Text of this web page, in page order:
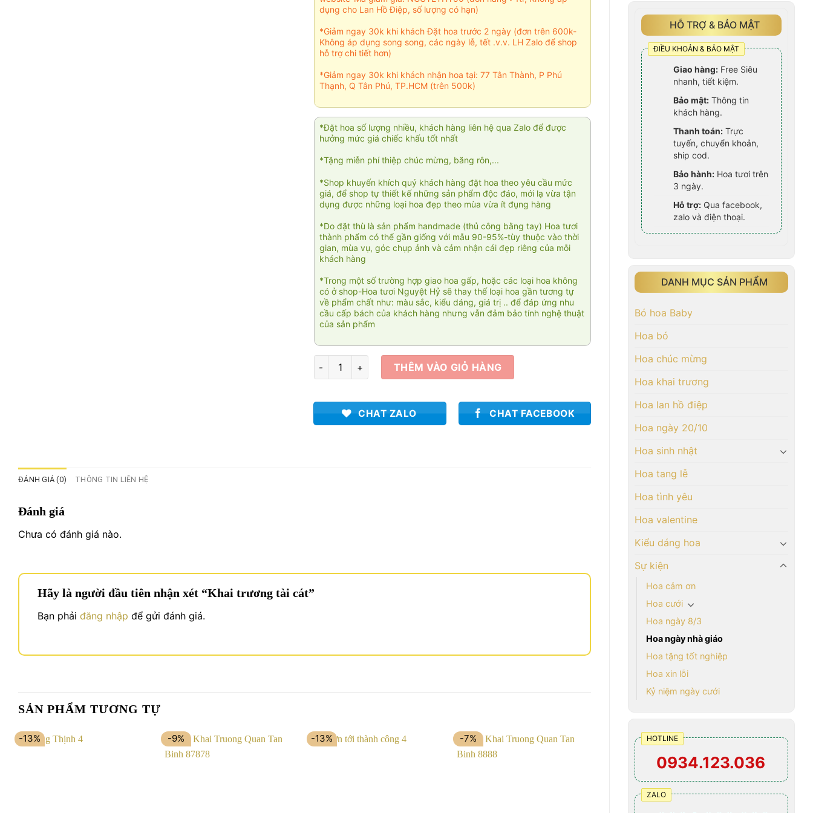
HỖ TRỢ & BẢO MẬT
ĐIỀU KHOẢN & BẢO MẬT
Giao hàng: Free Siêu
nhanh, tiết kiệm.
Bảo mật: Thông tin
khách hàng.
Thanh toán: Trực
tuyến, chuyển khoản,
ship cod.
Bảo hành: Hoa tươi trên
3 ngày.
Hỗ trợ: Qua facebook,
zalo và điện thoại.
DANH MỤC SẢN PHẨM
Bó hoa Baby
Hoa bó
Hoa chúc mừng
Hoa khai trương
Hoa lan hồ điệp
Hoa ngày 20/10
Hoa sinh nhật
Hoa tang lễ
Hoa tình yêu
Hoa valentine
Kiểu dáng hoa
Sự kiện
Hoa cảm ơn
Hoa cưới
Hoa ngày 8/3
Hoa ngày nhà giáo
Hoa tặng tốt nghiệp
Hoa xin lỗi
Kỷ niệm ngày cưới
HOTLINE
0934.123.036
ZALO
dụng cho Lan Hồ Điệp, số lượng có hạn)
*Giảm ngay 30k khi khách Đặt hoa trước 2 ngày (đơn trên 600k-
Không áp dụng song song, các ngày lễ, tết .v.v. LH Zalo để shop
hỗ trợ chi tiết hơn)
*Giảm ngay 30k khi khách nhận hoa tại: 77 Tân Thành, P Phú
Thạnh, Q Tân Phú, TP.HCM (trên 500k)
*Đặt hoa số lượng nhiều, khách hàng liên hệ qua Zalo để được
hưởng mức giá chiếc khấu tốt nhất
*Tặng miễn phí thiệp chúc mừng, băng rôn,...
*Shop khuyến khích quý khách hàng đặt hoa theo yêu cầu mức
giá, để shop tự thiết kế những sản phẩm độc đáo, mới lạ vừa tận
dụng được những loại hoa đẹp theo mùa vừa ít đụng hàng
*Do đặt thù là sản phẩm handmade (thủ công bằng tay) Hoa tươi
thành phẩm có thể gần giống với mẫu 90-95%-tùy thuộc vào thời
gian, mùa vụ, góc chụp ảnh và cảm nhận cái đẹp riêng của mỗi
khách hàng
*Trong một số trường hợp giao hoa gấp, hoặc các loại hoa không
có ở shop-Hoa tươi Nguyệt Hỷ sẽ thay thế loại hoa gần tương tự
về phẩm chất như: màu sắc, kiểu dáng, giá trị .. để đáp ứng nhu
cầu cấp bách của khách hàng nhưng vẫn đảm bảo tính nghệ thuật
của sản phẩm
Khai trương tài cát số lượngTHÊM VÀO GIỎ HÀNG
CHAT ZALO CHAT FACEBOOK
ĐÁNH GIÁ (0) THÔNG TIN LIÊN HỆ
Đánh giá
Chưa có đánh giá nào.
Hãy là người đầu tiên nhận xét “Khai trương tài cát”
Bạn phải đăng nhập để gửi đánh giá.
SẢN PHẨM TƯƠNG TỰ
-13% -9% -13% -7%